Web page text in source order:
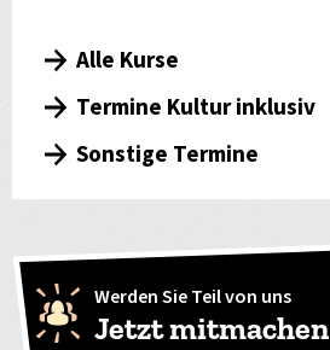
Alle Kurse
Termine Kultur inklusiv
Sonstige Termine
Werden Sie Teil von uns
Jetzt mitmachen